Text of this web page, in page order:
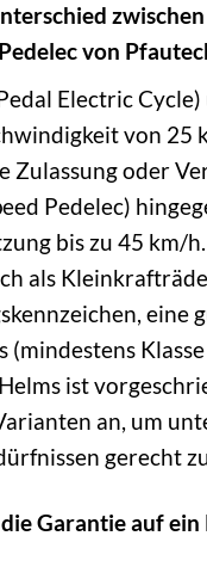
von
Electric
von 25
Zulassung oder
Pedelec)
bis zu 45 km/h.
als
eine
(mindestens
ist
an, um
gerecht
Garantie auf ein